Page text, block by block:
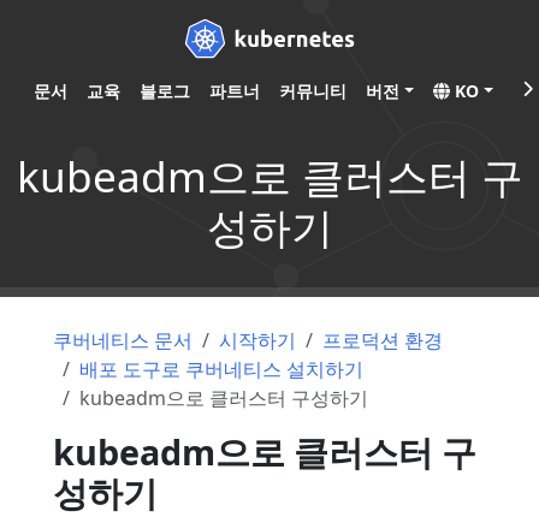
문서 교육 블로그 파트너 커뮤니티 버전 KO
kubeadm으로 클러스터 구
성하기
쿠버네티스 문서 시작하기
프로덕션 환경
배포 도구로 쿠버네티스 설치하기
kubeadm으로 클러스터 구성하기
kubeadm으로 클러스터 구
성하기